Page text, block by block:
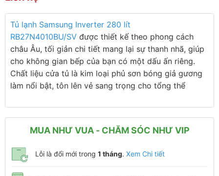
Tủ lạnh Samsung Inverter 280 lít
RB27N4010BU/SV được thiết kế theo phong cách
châu Âu, tối giản chi tiết mang lại sự thanh nhã, giúp
cho không gian bếp của bạn có một dấu ấn riêng.
Chất liệu cửa tủ là kim loại phủ sơn bóng giả gương
làm nổi bật, tôn lên vẻ sang trọng cho tổng thể
MUA NHƯ VUA - CHĂM SÓC NHƯ VIP
Lỗi là đổi mới trong 1 tháng. Xem Chi tiết